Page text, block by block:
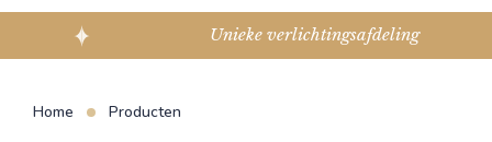
Unieke verlichtingsafdeling
Home Producten